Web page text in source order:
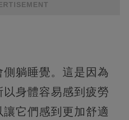
躺睡覺。這是因為
身體容易感到疲勞
它們感到更加舒適